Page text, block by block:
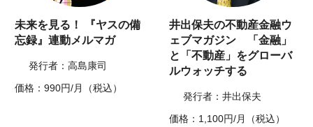
未来を見る！ 『ヤスの備
忘録』連動メルマガ
発行者：高島康司
価格：990円/月（税込）
井出保夫の不動産金融ウ
ェブマガジン 「金融」
と「不動産」をグローバ
ルウォッチする
発行者：井出保夫
価格：1,100円/月（税込）